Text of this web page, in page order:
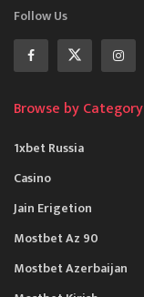
Follow Us
Browse by Category
1xbet Russia
Casino
Jain Erigetion
Mostbet Az 90
Mostbet Azerbaijan